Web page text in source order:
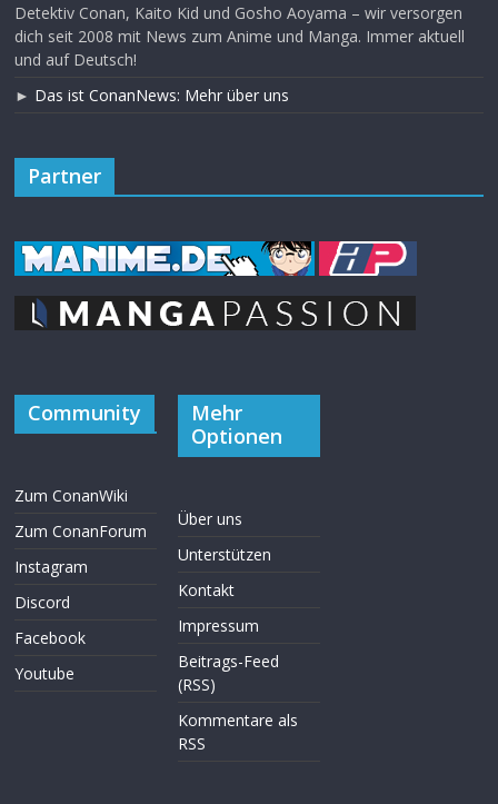
Detektiv Conan, Kaito Kid und Gosho Aoyama – wir versorgen
dich seit 2008 mit News zum Anime und Manga. Immer aktuell
und auf Deutsch!
► Das ist ConanNews: Mehr über uns
Partner
Community
Zum ConanWiki
Zum ConanForum
Instagram
Discord
Facebook
Youtube
Mehr
Optionen
Über uns
Unterstützen
Kontakt
Impressum
Beitrags-Feed
(RSS)
Kommentare als
RSS